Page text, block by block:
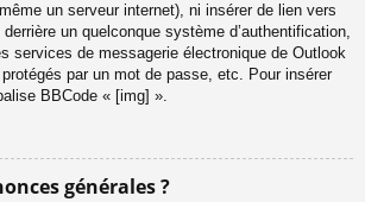
un serveur internet), ni insérer de lien vers
un quelconque système d’authentification,
services de messagerie électronique de Outlook
par un mot de passe, etc. Pour insérer
BBCode « [img] ».
générales ?